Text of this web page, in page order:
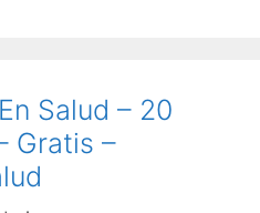
Salud – 20
Gratis –